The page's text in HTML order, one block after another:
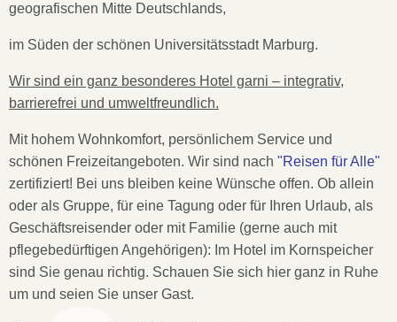
geografischen Mitte Deutschlands,
im Süden der schönen Universitätsstadt Marburg.
Wir sind ein ganz besonderes Hotel garni – integrativ,
barrierefrei und umweltfreundlich.
Mit hohem Wohnkomfort, persönlichem Service und
schönen Freizeitangeboten. Wir sind nach "Reisen für Alle"
zertifiziert! Bei uns bleiben keine Wünsche offen. Ob allein
oder als Gruppe, für eine Tagung oder für Ihren Urlaub, als
Geschäftsreisender oder mit Familie (gerne auch mit
pflegebedürftigen Angehörigen): Im Hotel im Kornspeicher
sind Sie genau richtig. Schauen Sie sich hier ganz in Ruhe
um und seien Sie unser Gast.